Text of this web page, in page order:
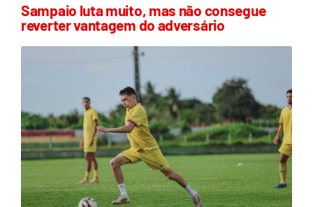
Sampaio luta muito, mas não consegue
reverter vantagem do adversário